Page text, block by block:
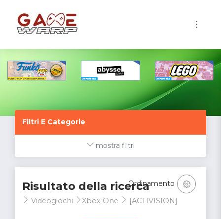
Filtri E Categorie
mostra filtri
Risultato della ricerca
Videogiochi Xbox One [ACTIVISION]
Ordinamento